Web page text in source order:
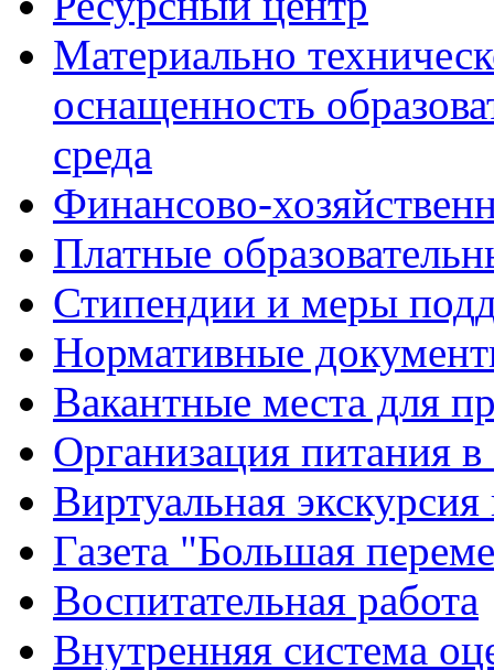
Материально
оснащенность
среда
Финансово-
Платные
Стипендии и меры
Нормативные
Вакантные места для
Организация питания в
Виртуальная
Газета "Большая
Воспитательная работа
Внутренняя система